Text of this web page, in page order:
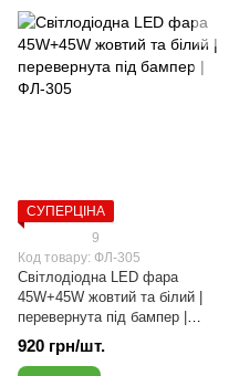
СУПЕРЦІНА
9
Код товару: ФЛ-305
Світлодіодна LED фара
45W+45W жовтий та білий |
перевернута під бампер |
ФЛ-305
920 грн/шт.